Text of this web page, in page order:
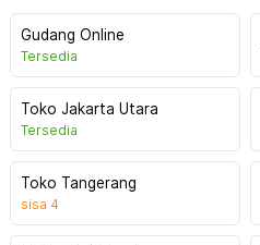
Gudang Online
Tersedia
Toko Jakarta Utara
Tersedia
Toko Tangerang
sisa 4